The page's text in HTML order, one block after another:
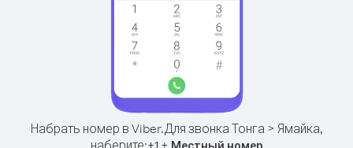
Набрать номер в Viber.Для звонка Тонга > Ямайка,
наберите:
+